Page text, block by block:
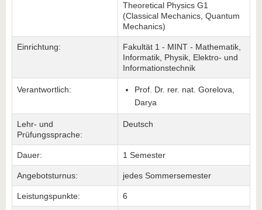
Theoretical Physics G1
(Classical Mechanics, Quantum
Mechanics)
Einrichtung:
Fakultät 1 - MINT - Mathematik,
Informatik, Physik, Elektro- und
Informationstechnik
Verantwortlich:
Prof. Dr. rer. nat. Gorelova,
Darya
Lehr- und
Prüfungssprache:
Deutsch
Dauer: 1 Semester
Angebotsturnus: jedes Sommersemester
Leistungspunkte: 6